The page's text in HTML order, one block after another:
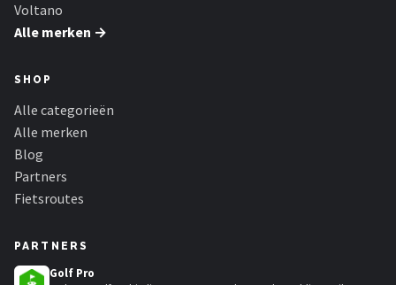
Cortina
Voltano
Alle merken →
SHOP
Alle categorieën
Alle merken
Blog
Partners
Fietsroutes
PARTNERS
Golf Pro